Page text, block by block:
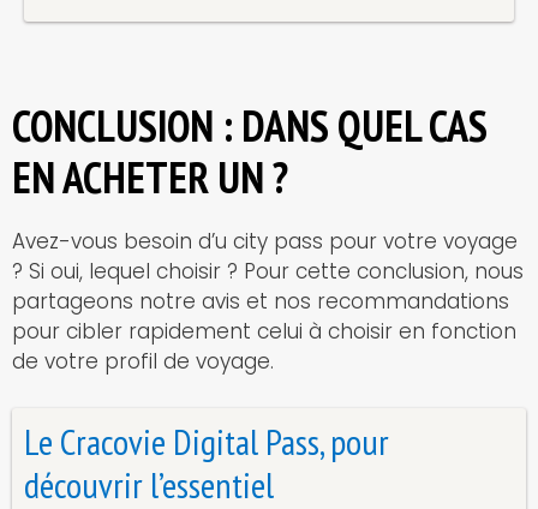
CONCLUSION : DANS QUEL CAS
EN ACHETER UN ?
Avez-vous besoin d’u city pass pour votre voyage
? Si oui, lequel choisir ? Pour cette conclusion, nous
partageons notre avis et nos recommandations
pour cibler rapidement celui à choisir en fonction
de votre profil de voyage.
Le Cracovie Digital Pass, pour
découvrir l’essentiel